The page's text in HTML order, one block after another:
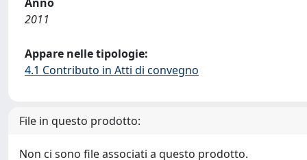
2011
Appare nelle tipologie:
4.1 Contributo in Atti di convegno
File in questo prodotto:
Non ci sono file associati a questo prodotto.